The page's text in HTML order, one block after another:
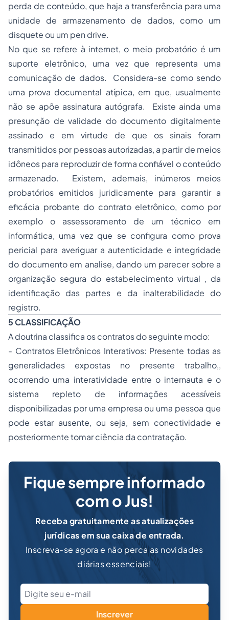
perda de conteúdo, que haja a transferência para uma
unidade de armazenamento de dados, como um
disquete ou um pen drive.
No que se refere à internet, o meio probatório é um
suporte eletrônico, uma vez que representa uma
comunicação de dados. Considera-se como sendo
uma prova documental atípica, em que, usualmente
não se apõe assinatura autógrafa. Existe ainda uma
presunção de validade do documento digitalmente
assinado e em virtude de que os sinais foram
transmitidos por pessoas autorizadas, a partir de meios
idôneos para reproduzir de forma confiável o conteúdo
armazenado. Existem, ademais, inúmeros meios
probatórios emitidos juridicamente para garantir a
eficácia probante do contrato eletrônico, como por
exemplo o assessoramento de um técnico em
informática, uma vez que se configura como prova
pericial para averiguar a autenticidade e integridade
do documento em analise, dando um parecer sobre a
organização segura do estabelecimento virtual , da
identificação das partes e da inalterabilidade do
registro.
5 CLASSIFICAÇÃO
A doutrina classifica os contratos do seguinte modo:
- Contratos Eletrônicos Interativos: Presente todas as
generalidades expostas no presente trabalho,,
ocorrendo uma interatividade entre o internauta e o
sistema repleto de informações acessíveis
disponibilizadas por uma empresa ou uma pessoa que
pode estar ausente, ou seja, sem conectividade e
posteriormente tomar ciência da contratação.
Fique sempre informado
com o Jus!
Receba gratuitamente as atualizações
jurídicas em sua caixa de entrada.
Inscreva-se agora e não perca as novidades
diárias essenciais!
Inscrever